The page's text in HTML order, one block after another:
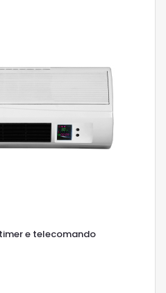
e telecomando